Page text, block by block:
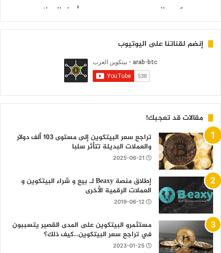
إنضم لقناتنا على اليوتيوب
مقالات قد تعجبك!
تراجع سعر البيتكوين إلى مستوى 103 ألف دولار
والعملات البديلة تتأثر سلبا
2025-06-21
إطلاق منصة Beaxy لـ بيع و شراء البيتكوين و
العملات الرقمية الأخرى
2019-06-12
مستثمرو البيتكوين على المدى القصير يتسببون
في تراجع سعر البيتكوين…كيف ذلك؟
2023-01-25